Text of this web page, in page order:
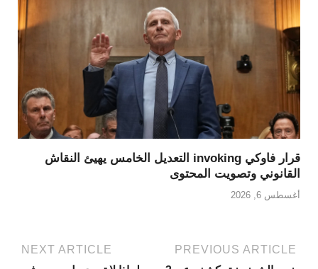
قرار فاوكي invoking التعديل الخامس يهيئ النقاش
القانوني وتصويت المحتوى
أغسطس 6, 2026
PREVIOUS ARTICLE
NEXT ARTICLE